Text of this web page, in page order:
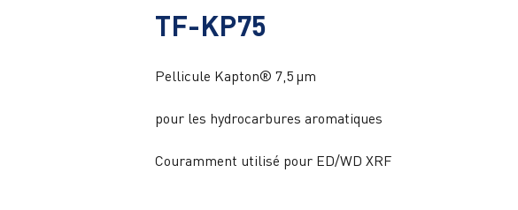
TF-KP75
Pellicule Kapton® 7,5 µm
pour les hydrocarbures aromatiques
Couramment utilisé pour ED/WD XRF